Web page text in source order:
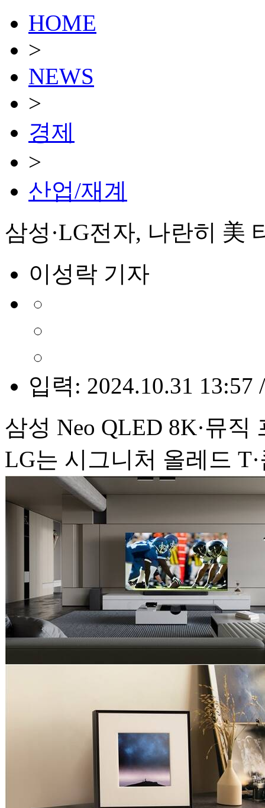
HOME
>
NEWS
>
경제
>
산업/재계
삼성·LG전자, 나란히 美
이성락 기자
입력: 2024.10.31 13:57
삼성 Neo QLED 8K·뮤직
LG는 시그니처 올레드